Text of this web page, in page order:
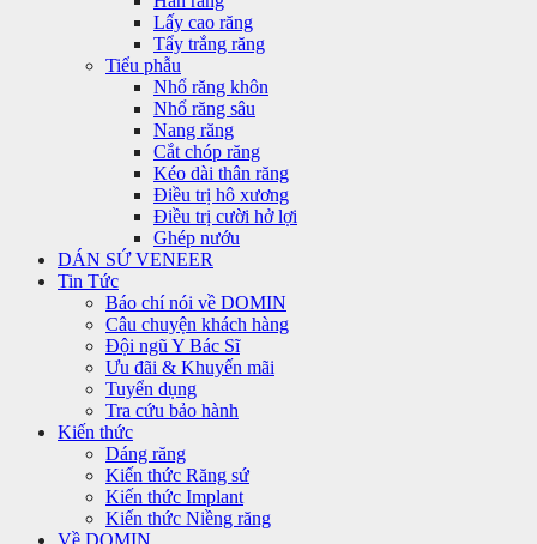
Lấy cao răng
Tẩy trắng răng
Tiểu phẫu
Nhổ răng khôn
Nhổ răng sâu
Nang răng
Cắt chóp răng
Kéo dài thân răng
Điều trị hô xương
Điều trị cười hở lợi
Ghép nướu
DÁN SỨ VENEER
Tin Tức
Báo chí nói về DOMIN
Câu chuyện khách hàng
Đội ngũ Y Bác Sĩ
Ưu đãi & Khuyến mãi
Tuyển dụng
Tra cứu bảo hành
Kiến thức
Dáng răng
Kiến thức Răng sứ
Kiến thức Implant
Kiến thức Niềng răng